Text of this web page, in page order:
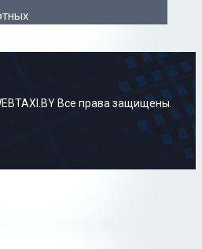
Все права защищены.